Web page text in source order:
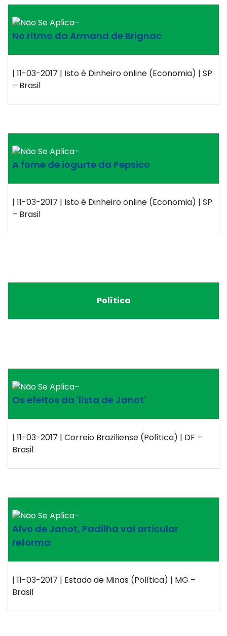
–
No ritmo da Armand de Brignac
| 11-03-2017 | Isto é Dinheiro online (Economia) | SP
– Brasil
–
A fome de iogurte da Pepsico
| 11-03-2017 | Isto é Dinheiro online (Economia) | SP
– Brasil
Política
–
Os efeitos da 'lista de Janot'
| 11-03-2017 | Correio Braziliense (Política) | DF –
Brasil
–
Alvo de Janot, Padilha vai articular
reforma
| 11-03-2017 | Estado de Minas (Política) | MG –
Brasil